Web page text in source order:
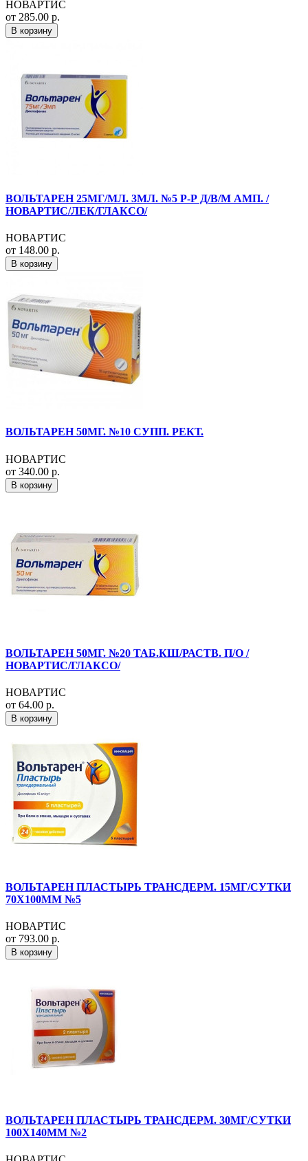
НОВАРТИС
от 285.00 р.
В корзину
ВОЛЬТАРЕН 25МГ/МЛ. 3МЛ. №5 Р-Р Д/В/М АМП. /
НОВАРТИС/ЛЕК/ГЛАКСО/
НОВАРТИС
от 148.00 р.
В корзину
ВОЛЬТАРЕН 50МГ. №10 СУПП. РЕКТ.
НОВАРТИС
от 340.00 р.
В корзину
ВОЛЬТАРЕН 50МГ. №20 ТАБ.КШ/РАСТВ. П/О /
НОВАРТИС/ГЛАКСО/
НОВАРТИС
от 64.00 р.
В корзину
ВОЛЬТАРЕН ПЛАСТЫРЬ ТРАНСДЕРМ. 15МГ/СУТКИ
70Х100ММ №5
НОВАРТИС
от 793.00 р.
В корзину
ВОЛЬТАРЕН ПЛАСТЫРЬ ТРАНСДЕРМ. 30МГ/СУТКИ
100Х140ММ №2